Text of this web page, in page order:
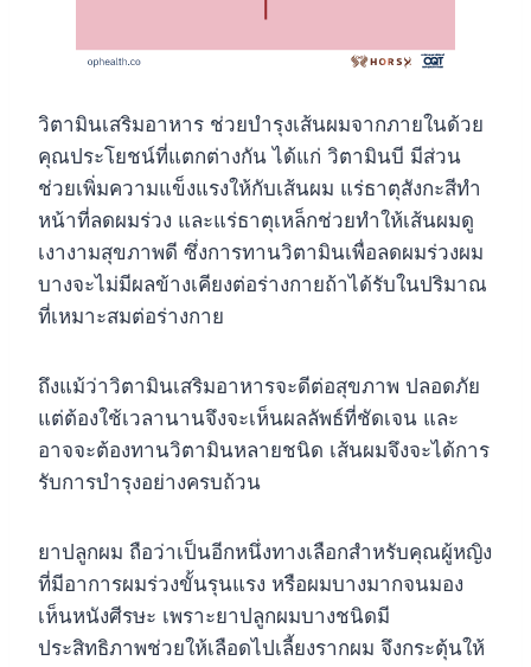
วิตามินเสริมอาหาร ช่วยบำรุงเส้นผมจากภายในด้วย
คุณประโยชน์ที่แตกต่างกัน ได้แก่ วิตามินบี มีส่วน
ช่วยเพิ่มความแข็งแรงให้กับเส้นผม แร่ธาตุสังกะสีทำ
หน้าที่ลดผมร่วง และแร่ธาตุเหล็กช่วยทำให้เส้นผมดู
เงางามสุขภาพดี ซึ่งการทานวิตามินเพื่อลดผมร่วงผม
บางจะไม่มีผลข้างเคียงต่อร่างกายถ้าได้รับในปริมาณ
ที่เหมาะสมต่อร่างกาย
ถึงแม้ว่าวิตามินเสริมอาหารจะดีต่อสุขภาพ ปลอดภัย
แต่ต้องใช้เวลานานจึงจะเห็นผลลัพธ์ที่ชัดเจน และ
อาจจะต้องทานวิตามินหลายชนิด เส้นผมจึงจะได้การ
รับการบำรุงอย่างครบถ้วน
ยาปลูกผม ถือว่าเป็นอีกหนึ่งทางเลือกสำหรับคุณผู้หญิง
ที่มีอาการผมร่วงขั้นรุนแรง หรือผมบางมากจนมอง
เห็นหนังศีรษะ เพราะยาปลูกผมบางชนิดมี
ประสิทธิภาพช่วยให้เลือดไปเลี้ยงรากผม จึงกระตุ้นให้